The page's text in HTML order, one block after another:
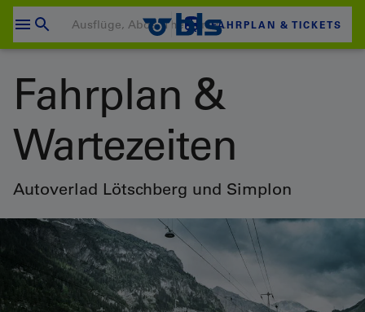
Zum
Content
FAHRPLAN & TICKETS
ZUM WARENKORB
Login
Fahrplan &
Wartezeiten
Autoverlad Lötschberg und Simplon